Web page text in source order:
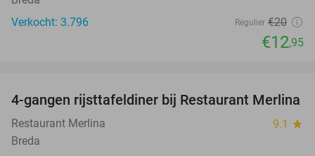
Verkocht: 3.796
Regulier €20
€12,95
29%
4-gangen rijsttafeldiner bij Restaurant Merlina
Restaurant Merlina 9.1 star
Breda